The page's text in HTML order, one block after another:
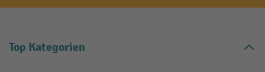
Top Kategorien